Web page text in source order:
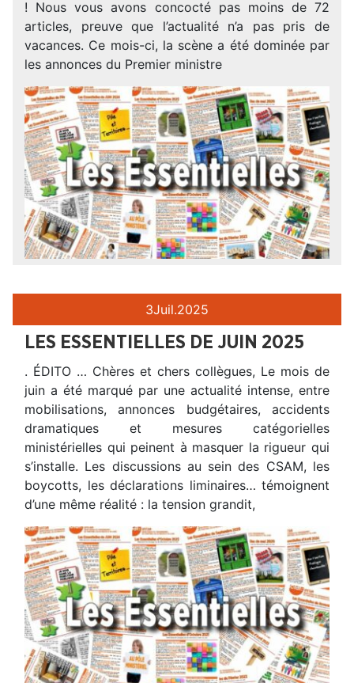
! Nous vous avons concocté pas moins de 72
articles, preuve que l’actualité n’a pas pris de
vacances. Ce mois-ci, la scène a été dominée par
les annonces du Premier ministre
3Juil.2025
LES ESSENTIELLES DE JUIN 2025
. ÉDITO … Chères et chers collègues, Le mois de
juin a été marqué par une actualité intense, entre
mobilisations, annonces budgétaires, accidents
dramatiques et mesures catégorielles
ministérielles qui peinent à masquer la rigueur qui
s’installe. Les discussions au sein des CSAM, les
boycotts, les déclarations liminaires… témoignent
d’une même réalité : la tension grandit,